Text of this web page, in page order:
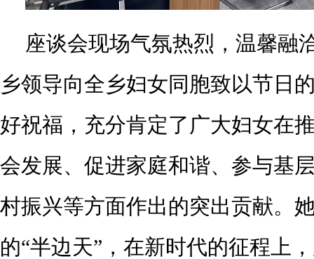
座谈会现场气氛热烈，温馨融
乡领导向全乡妇女同胞致以节日
好祝福，充分肯定了广大妇女在
会发展、促进家庭和谐、参与基
村振兴等方面作出的突出贡献。
的“半边天”，在新时代的征程上